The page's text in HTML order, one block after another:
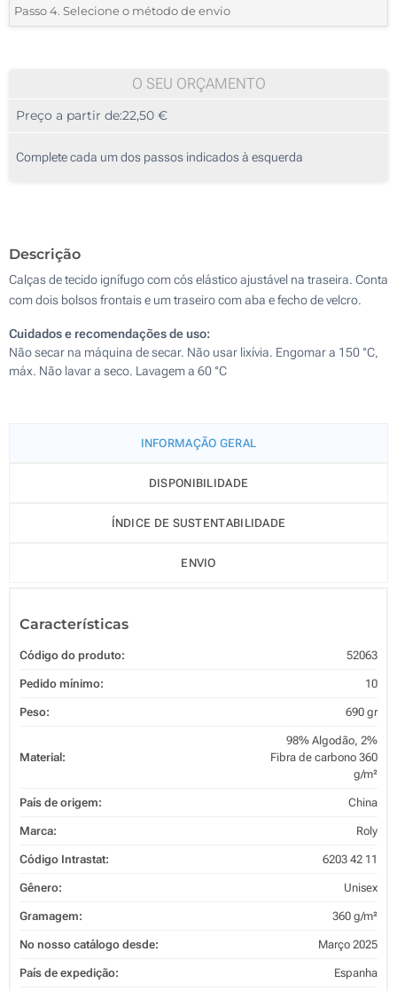
Sem impressão
*Pedido mínimo 10 (total de pedido)
Calcular preço
Passo 4. Selecione o método de envio
O SEU ORÇAMENTO
Preço a partir de:22,50 €
Complete cada um dos passos indicados à esquerda
Descrição
Calças de tecido ignífugo com cós elástico ajustável na traseira. Conta
com dois bolsos frontais e um traseiro com aba e fecho de velcro.
Cuidados e recomendações de uso:
Não secar na máquina de secar. Não usar lixívia. Engomar a 150 °C,
máx. Não lavar a seco. Lavagem a 60 °C
INFORMAÇÃO GERAL
DISPONIBILIDADE
ÍNDICE DE SUSTENTABILIDADE
ENVIO
Características
Código do produto: 52063
Pedido mínimo: 10
Peso: 690 gr
Material:
98% Algodão, 2%
Fibra de carbono 360
g/m²
País de origem: China
Marca: Roly
Código Intrastat: 6203 42 11
Gênero: Unisex
Gramagem: 360 g/m²
No nosso catálogo desde: Março 2025
País de expedição: Espanha